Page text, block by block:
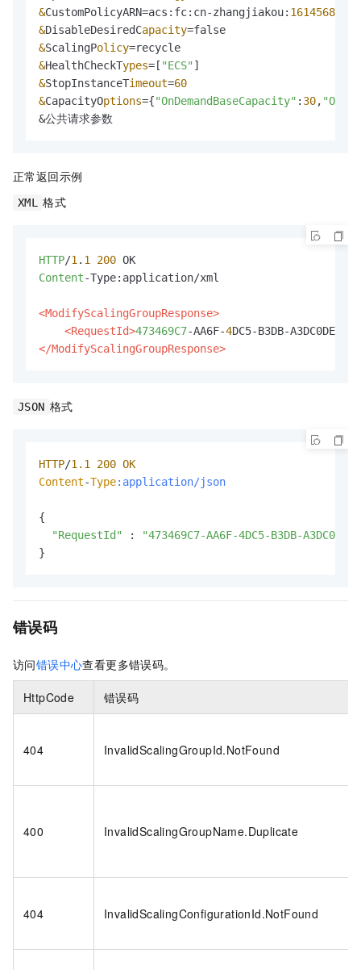
&CustomPolicyARN=acs:fc:cn-zhangjiakou: 16145688
&DisableDesiredCapacity=
&ScalingPolicy=
&HealthCheckTypes= [ "ECS"
&StopInstanceTimeout=60
&CapacityOptions={"OnDemandBaseCapacity" : 30,
&公共请求参数
正常返回示例
XML 格式
HTTP/1 . 1 200
Content-Type:application/xml
<ModifyScalingGroupResponse>
<RequestId>473469C7-AA6F-4
</ModifyScalingGroupResponse>
JSON 格式
HTTP/1.1 200 OK
Content-Type:application/json
{
"RequestId"
:
"473469C7-AA6F-4DC5-B3DB-
}
错误码
访问错误中心查看更多错误码。
HttpCode 错误码
404 InvalidScalingGroupId.NotFound
400 InvalidScalingGroupName.Duplicate
404 InvalidScalingConfigurationId.NotFound